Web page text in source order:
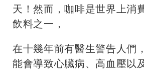
天！然而，咖啡是世界上消
飲料之一，
在十幾年前有醫生警告人們
能會導致心臟病、高血壓以